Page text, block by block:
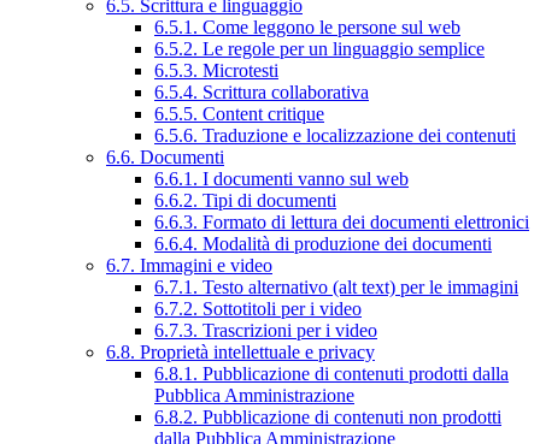
6.5. Scrittura e linguaggio
6.5.1. Come leggono le persone sul web
6.5.2. Le regole per un linguaggio semplice
6.5.3. Microtesti
6.5.4. Scrittura collaborativa
6.5.5. Content critique
6.5.6. Traduzione e localizzazione dei contenuti
6.6. Documenti
6.6.1. I documenti vanno sul web
6.6.2. Tipi di documenti
6.6.3. Formato di lettura dei documenti elettronici
6.6.4. Modalità di produzione dei documenti
6.7. Immagini e video
6.7.1. Testo alternativo (alt text) per le immagini
6.7.2. Sottotitoli per i video
6.7.3. Trascrizioni per i video
6.8. Proprietà intellettuale e privacy
6.8.1. Pubblicazione di contenuti prodotti dalla
Pubblica Amministrazione
6.8.2. Pubblicazione di contenuti non prodotti
dalla Pubblica Amministrazione